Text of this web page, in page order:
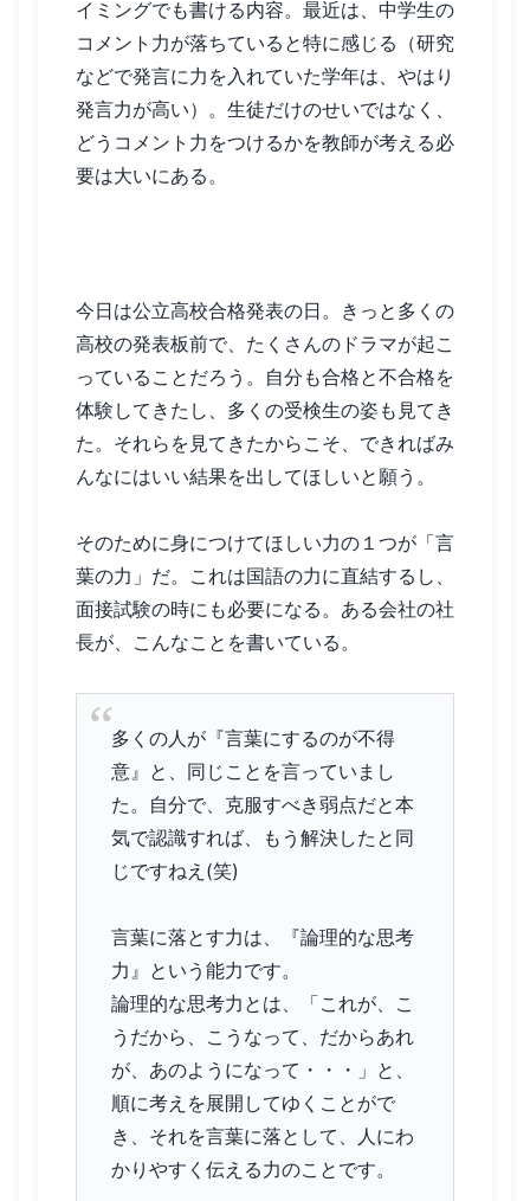
イミングでも書ける内容。最近は、中学生の
コメント力が落ちていると特に感じる（研究
などで発言に力を入れていた学年は、やはり
発言力が高い）。生徒だけのせいではなく、
どうコメント力をつけるかを教師が考える必
要は大いにある。
今日は公立高校合格発表の日。きっと多くの
高校の発表板前で、たくさんのドラマが起こ
っていることだろう。自分も合格と不合格を
体験してきたし、多くの受検生の姿も見てき
た。それらを見てきたからこそ、できればみ
んなにはいい結果を出してほしいと願う。
そのために身につけてほしい力の１つが「言
葉の力」だ。これは国語の力に直結するし、
面接試験の時にも必要になる。ある会社の社
長が、こんなことを書いている。
多くの人が『言葉にするのが不得
意』と、同じことを言っていまし
た。自分で、克服すべき弱点だと本
気で認識すれば、もう解決したと同
じですねえ(笑)
言葉に落とす力は、『論理的な思考
力』という能力です。
論理的な思考力とは、「これが、こ
うだから、こうなって、だからあれ
が、あのようになって・・・」と、
順に考えを展開してゆくことがで
き、それを言葉に落として、人にわ
かりやすく伝える力のことです。